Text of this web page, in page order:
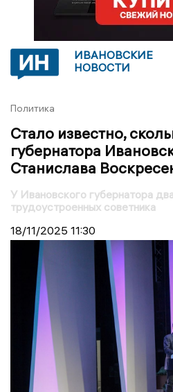
ИВАНОВСКИЕ
НОВОСТИ
Политика
Стало известно,
губернатора
Станислава
У Ивановского губернатора
трудоустроенных советника
18/11/2025 11:30